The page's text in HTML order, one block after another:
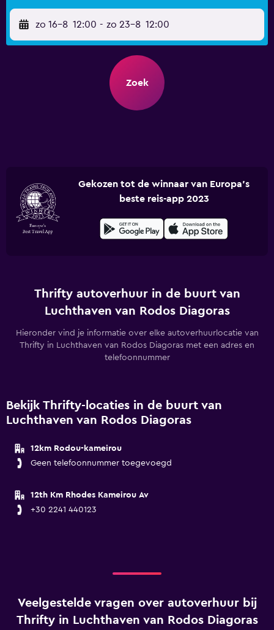
zo 16-8 12:00 - zo 23-8 12:00
Zoek
Gekozen tot de winnaar van Europa's
beste reis-app 2023
Thrifty autoverhuur in de buurt van
Luchthaven van Rodos Diagoras
Hieronder vind je informatie over elke autoverhuurlocatie van
Thrifty in Luchthaven van Rodos Diagoras met een adres en
telefoonnummer
Bekijk Thrifty-locaties in de buurt van
Luchthaven van Rodos Diagoras
12km Rodou-kameirou
Geen telefoonnummer toegevoegd
12th Km Rhodes Kameirou Av
+30 2241 440123
Veelgestelde vragen over autoverhuur bij
Thrifty in Luchthaven van Rodos Diagoras